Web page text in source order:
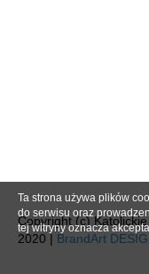
Copyright (c)
2020 | BrandArt
Ta strona używa plików
do serwisu oraz
tej witryny oznacza